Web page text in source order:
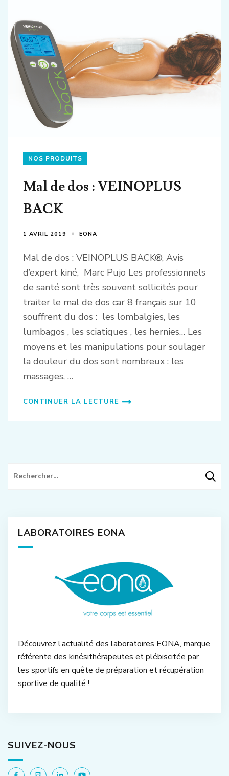
NOS PRODUITS
Mal de dos : VEINOPLUS
BACK
1 AVRIL 2019 EONA
Mal de dos : VEINOPLUS BACK®, Avis
d’expert kiné, Marc Pujo Les professionnels
de santé sont très souvent sollicités pour
traiter le mal de dos car 8 français sur 10
souffrent du dos : les lombalgies, les
lumbagos , les sciatiques , les hernies… Les
moyens et les manipulations pour soulager
la douleur du dos sont nombreux : les
massages, …
CONTINUER LA LECTURE
Rechercher :
LABORATOIRES EONA
Découvrez l’actualité des laboratoires EONA, marque
référente des kinésithérapeutes et plébiscitée par
les sportifs en quête de préparation et récupération
sportive de qualité !
SUIVEZ-NOUS